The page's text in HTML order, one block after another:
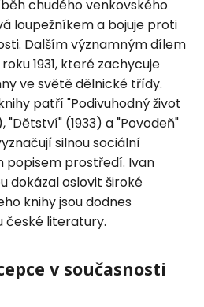
chudého venkovského
loupežníkem a bojuje proti
Dalším významným dílem
1931, které zachycuje
ve světě dělnické třídy.
patří "Podivuhodný život
"Dětství" (1933) a "Povodeň"
silnou sociální
prostředí. Ivan
dokázal oslovit široké
knihy jsou dodnes
české literatury.
v současnosti